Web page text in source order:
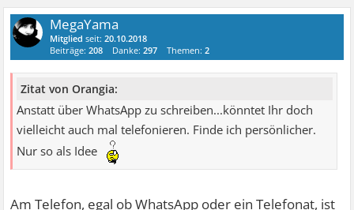
MegaYama
Mitglied seit:20.10.2018
Beiträge:208 Danke:297 Themen:2
Zitat von Orangia:
Anstatt über WhatsApp zu schreiben...könntet Ihr doch
vielleicht auch mal telefonieren. Finde ich persönlicher.
Nur so als Idee
Am Telefon, egal ob WhatsApp oder ein Telefonat, ist